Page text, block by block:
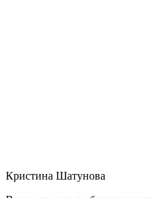
Кристина Шатунова